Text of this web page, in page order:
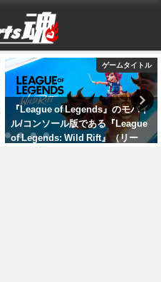
VALORANT Champions Tour
VALORANT Champions Tour
2026年3月18日